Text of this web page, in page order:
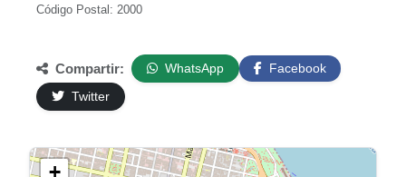
Código Postal: 2000
Compartir: WhatsApp
Facebook
Twitter
+